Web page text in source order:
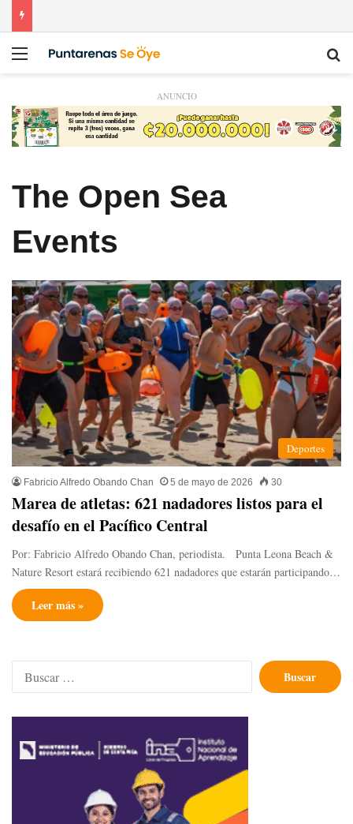
Menú
ANUNCIO
The Open Sea
Events
Deportes
Fabricio Alfredo Obando Chan 5 de mayo de 2026 30
​Marea de atletas: 621 nadadores listos para el
desafío en el Pacífico Central
Por: Fabricio Alfredo Obando Chan, periodista. Punta Leona Beach &
Nature Resort estará recibiendo 621 nadadores que estarán participando…
Leer más »
Buscar: